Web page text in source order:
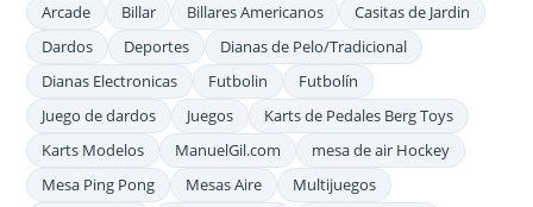
Arcade Billar Billares Americanos
Casitas de Jardin
Dardos
Deportes
Dianas de Pelo/Tradicional
Dianas Electronicas
Futbolin
Futbolín
Juego de dardos
Juegos
Karts de Pedales Berg Toys
Karts Modelos
ManuelGil.com
mesa de air Hockey
Mesa Ping Pong
Mesas Aire
Multijuegos